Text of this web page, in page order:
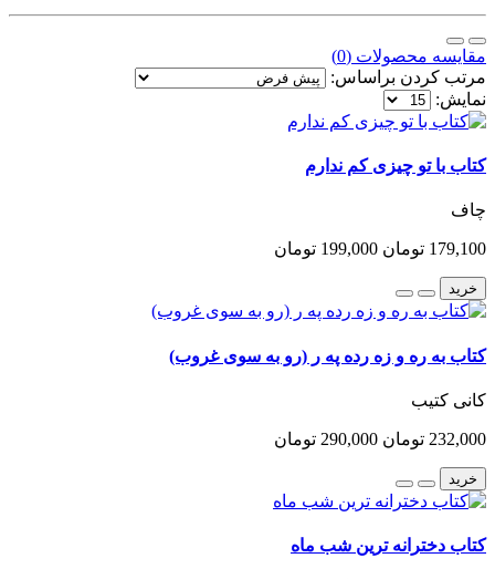
مقایسه محصولات (0)
مرتب کردن براساس:
نمایش:
کتاب با تو چیزی کم ندارم
چاف
179,100 تومان 199,000 تومان
خرید
کتاب به ره و زه رده په ر (رو به سوی غروب)
کانی کتیب
232,000 تومان 290,000 تومان
خرید
کتاب دخترانه ترین شب ماه